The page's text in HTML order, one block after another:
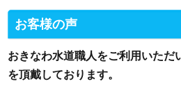
お客様の声
おきなわ水道職人をご利用いただ
を頂戴しております。